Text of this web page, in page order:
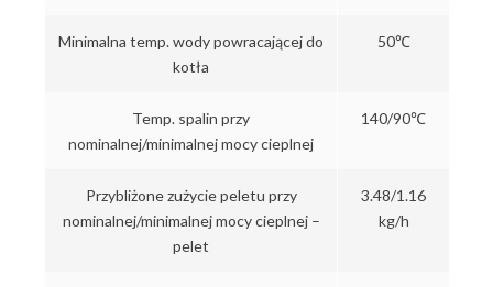
Minimalna temp. wody powracającej do
kotła
50℃
Temp. spalin przy
nominalnej/minimalnej mocy cieplnej
140/90℃
Przybliżone zużycie peletu przy
nominalnej/minimalnej mocy cieplnej –
pelet
3.48/1.16
kg/h